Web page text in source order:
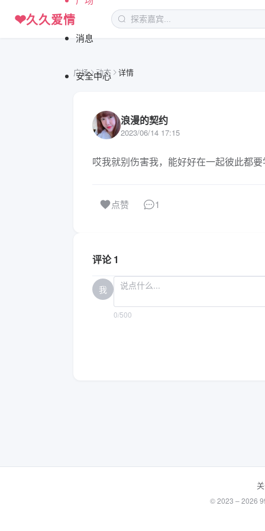
❤久久爱情
消息
安全中心
广场 动态 详情
浪漫的契约
2023/06/14 17:15
哎我就别伤害我，能好好在一起彼此都
点赞 1
评论 1
我
0/500
© 2023 – 2026